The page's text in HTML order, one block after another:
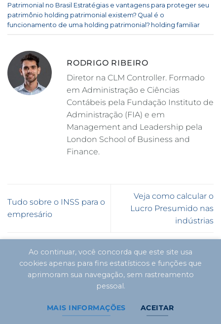
Patrimonial no Brasil Estratégias e vantagens para proteger seu
patrimônio holding patrimonial existem? Qual é o
funcionamento de uma holding patrimonial? holding familiar
RODRIGO RIBEIRO
Diretor na CLM Controller. Formado
em Administração e Ciências
Contábeis pela Fundação Instituto de
Administração (FIA) e em
Management and Leadership pela
London School of Business and
Finance.
Tudo sobre o INSS para o
empresário
Veja como calcular o
Lucro Presumido nas
indústrias
Deixe um comentário
O seu endereço de e-mail não será publicado.
Campos obrigatórios são marcados com
Comentário*
Ao continuar, você concorda que este site usa
cookies apenas para fins estatísticos e funções que
aprimoram sua navegação, sem rastreamento
pessoal.
MAIS INFORMAÇÕES ACEITAR